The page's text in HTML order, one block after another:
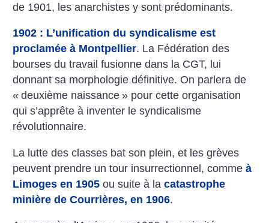
de 1901, les anarchistes y sont prédominants.
1902 : L’unification du syndicalisme est
proclamée à Montpellier. La Fédération des
bourses du travail fusionne dans la CGT, lui
donnant sa morphologie définitive. On parlera de
« deuxième naissance » pour cette organisation
qui s’apprête à inventer le syndicalisme
révolutionnaire.
La lutte des classes bat son plein, et les grèves
peuvent prendre un tour insurrectionnel, commeà
Limoges en 1905 ou suite à lacatastrophe
minière de Courrières, en 1906.